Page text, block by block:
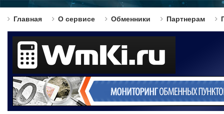
Главная О сервисе Обменники Партнерам